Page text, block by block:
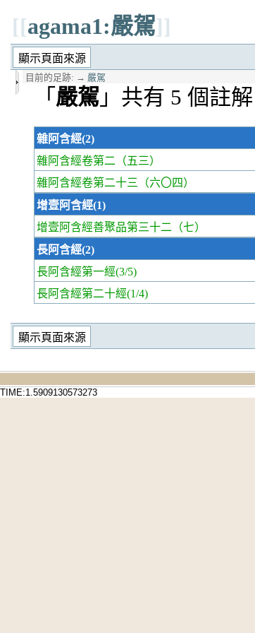
[[agama1:嚴駕]]
目前的足跡: → 嚴駕
「 嚴駕 」共有 5 個註解
雜阿含經(2)
雜阿含經卷第二 （五三）
雜阿含經卷第二十三 （六〇四）
增壹阿含經(1)
增壹阿含經善聚品第三十二 （七）
長阿含經(2)
長阿含經第一經(3/5)
長阿含經第二十經(1/4)
TIME:1.5909130573273